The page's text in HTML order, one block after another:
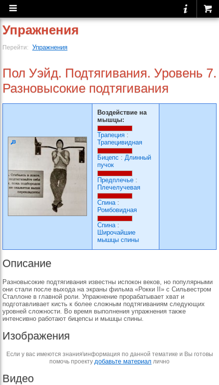
Упражнения
Перейти: Упражнения
Пол Уэйд. Подтягивания. Уровень 7.
Разновысокие подтягивания
Воздействие на
мышцы:
Трапеция :
Трапецивидная
Бицепс : Длинный
пучок
Предплечье :
Плечелучевая
Спина:
Ромбовидная
Спина:
Широчайшие
мышцы спины
Описание
Разновысокие подтягивания известны испокон веков, но популярными
они стали после выхода на экраны фильма «Рокки II» с Сильвестром
Сталлоне в главной роли. Упражнение прорабатывает хват и
подготавливает кисть к более сложным подтягиваниям следующих
уровней сложности. Во время выполнения упражнения также
интенсивно работают бицепсы и мышцы спины.
Изображения
Если у вас имеются знания\информация по данной тематике и Вы готовы
помочь проекту добавьте материал лично
Видео